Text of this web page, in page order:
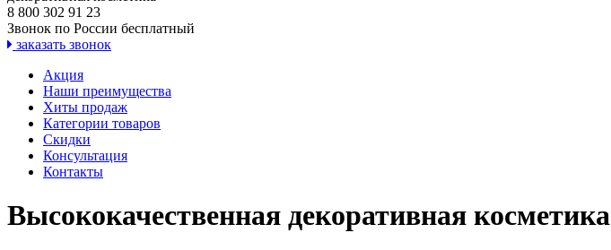
8 800 302 91 23
Звонок по России бесплатный
заказать звонок
Акция
Наши преимущества
Хиты продаж
Категории товаров
Скидки
Консультация
Контакты
Высококачественная декоративная косметика